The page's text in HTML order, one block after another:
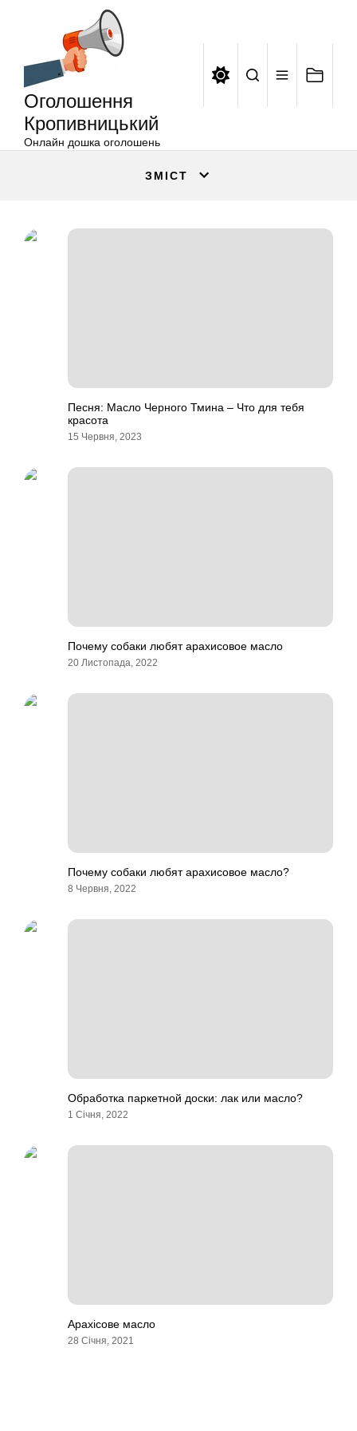
Оголошення
Кропивницький
Онлайн дошка оголошень
ЗМІСТ
Песня: Масло Черного Тмина – Что для тебя
красота
15 Червня, 2023
Почему собаки любят арахисовое масло
20 Листопада, 2022
Почему собаки любят арахисовое масло?
8 Червня, 2022
Обработка паркетной доски: лак или масло?
1 Січня, 2022
Арахісове масло
28 Січня, 2021